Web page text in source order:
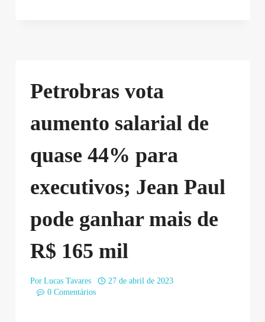
Petrobras vota
aumento salarial de
quase 44% para
executivos; Jean Paul
pode ganhar mais de
R$ 165 mil
Por Lucas Tavares
27 de abril de 2023
0 Comentários